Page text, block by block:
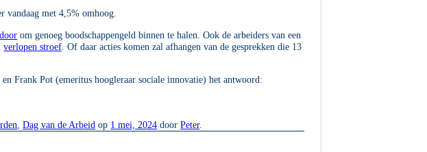
vandaag met 4,5% omhoog.
om genoeg boodschappengeld binnen te halen. Ook de arbeiders van een
verlopen stroef . Of daar acties komen zal afhangen van de gesprekken die 13
Frank Pot (emeritus hoogleraar sociale innovatie) het antwoord:
,Dag van de Arbeid op 1 mei, 2024 doorPeter.